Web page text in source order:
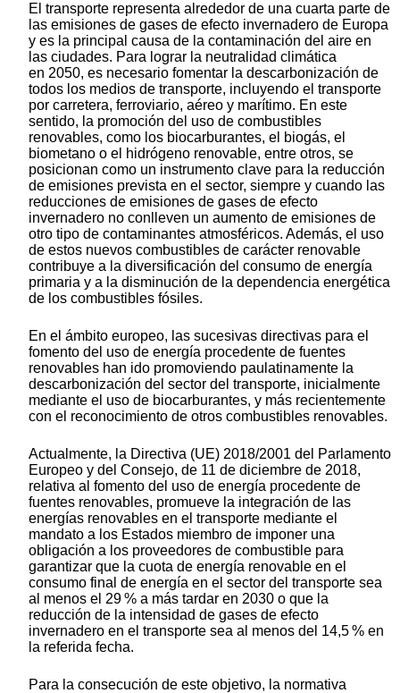
El transporte representa alrededor de una cuarta parte de
las emisiones de gases de efecto invernadero de Europa
y es la principal causa de la contaminación del aire en
las ciudades. Para lograr la neutralidad climática
en 2050, es necesario fomentar la descarbonización de
todos los medios de transporte, incluyendo el transporte
por carretera, ferroviario, aéreo y marítimo. En este
sentido, la promoción del uso de combustibles
renovables, como los biocarburantes, el biogás, el
biometano o el hidrógeno renovable, entre otros, se
posicionan como un instrumento clave para la reducción
de emisiones prevista en el sector, siempre y cuando las
reducciones de emisiones de gases de efecto
invernadero no conlleven un aumento de emisiones de
otro tipo de contaminantes atmosféricos. Además, el uso
de estos nuevos combustibles de carácter renovable
contribuye a la diversificación del consumo de energía
primaria y a la disminución de la dependencia energética
de los combustibles fósiles.
En el ámbito europeo, las sucesivas directivas para el
fomento del uso de energía procedente de fuentes
renovables han ido promoviendo paulatinamente la
descarbonización del sector del transporte, inicialmente
mediante el uso de biocarburantes, y más recientemente
con el reconocimiento de otros combustibles renovables.
Actualmente, la Directiva (UE) 2018/2001 del Parlamento
Europeo y del Consejo, de 11 de diciembre de 2018,
relativa al fomento del uso de energía procedente de
fuentes renovables, promueve la integración de las
energías renovables en el transporte mediante el
mandato a los Estados miembro de imponer una
obligación a los proveedores de combustible para
garantizar que la cuota de energía renovable en el
consumo final de energía en el sector del transporte sea
al menos el 29 % a más tardar en 2030 o que la
reducción de la intensidad de gases de efecto
invernadero en el transporte sea al menos del 14,5 % en
la referida fecha.
Para la consecución de este objetivo, la normativa